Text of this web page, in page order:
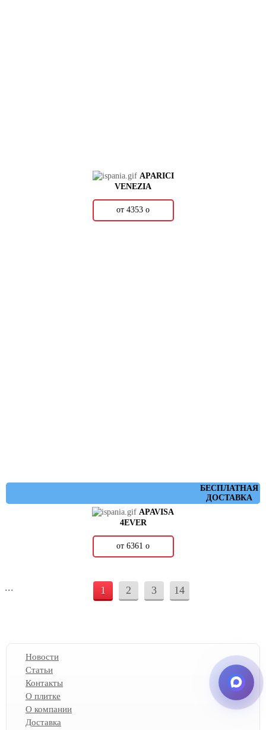
APARICI
VENEZIA
от 4353 о
БЕСПЛАТНАЯ
ДОСТАВКА
APAVISA
4EVER
от 6361 о
1 2 3
... 14
Новости
Статьи
Контакты
О плитке
О компании
Доставка